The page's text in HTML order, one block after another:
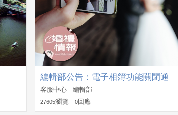
編輯部公告：電子相簿功能關閉通
知！
客服中心 編輯部
27605瀏覽 0回應